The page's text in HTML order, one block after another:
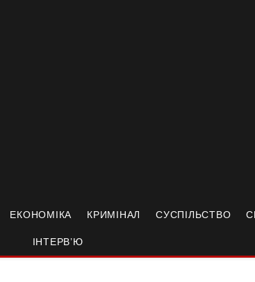
ЕКОНОМІКА КРИМІНАЛ СУСПІЛЬСТВО
ІНТЕРВ’Ю